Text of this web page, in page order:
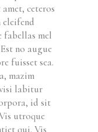
ceteros
fabellas mel
no augue
fuisset sea.
mazim
labitur
id sit
utroque
qui. Vis